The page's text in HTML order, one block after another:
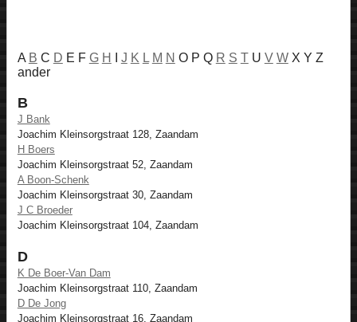
A B C D E F G H J K L M N O P Q R S T U V WX Y Z
ander
B
J Bank
Joachim Kleinsorgstraat 128, Zaandam
H Boers
Joachim Kleinsorgstraat 52, Zaandam
A Boon-Schenk
Joachim Kleinsorgstraat 30, Zaandam
J C Broeder
Joachim Kleinsorgstraat 104, Zaandam
D
K De Boer-Van Dam
Joachim Kleinsorgstraat 110, Zaandam
D De Jong
Joachim Kleinsorgstraat 16, Zaandam